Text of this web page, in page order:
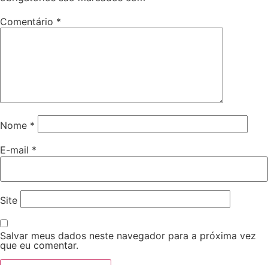
Comentário *
Nome *
E-mail *
Site
Salvar meus dados neste navegador para a próxima vez
que eu comentar.